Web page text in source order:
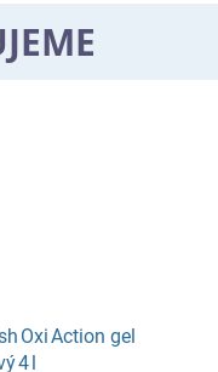
Oxi Action gel
4 l